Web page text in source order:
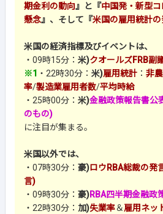
期金利の動向』と『中国発・新型
懸念』、そして『米国の雇用統計の
米国の経済指標及びイベントは、
・09時15分： 米)クオールズFRB副
※1 ・22時30分： 米)雇用統計 ： 非
率/製造業雇用者数/平均時給
・25時00分： 米)金融政策報告書公
のもの)
に注目が集まる。
米国以外では、
・07時30分： 豪)ロウRBA総裁の発
言)
・09時30分： 豪)RBA四半期金融政
・22時30分： 加)失業率＆雇用ネッ